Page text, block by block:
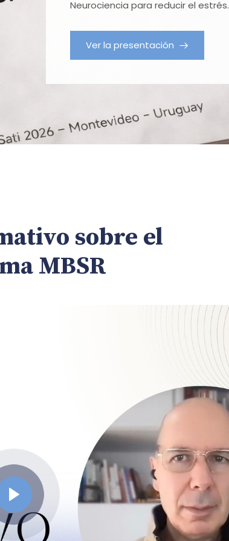
Neurociencia para reducir el estrés.
Ver la presentación
sobre el
MBSR